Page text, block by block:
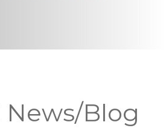
News/Blog